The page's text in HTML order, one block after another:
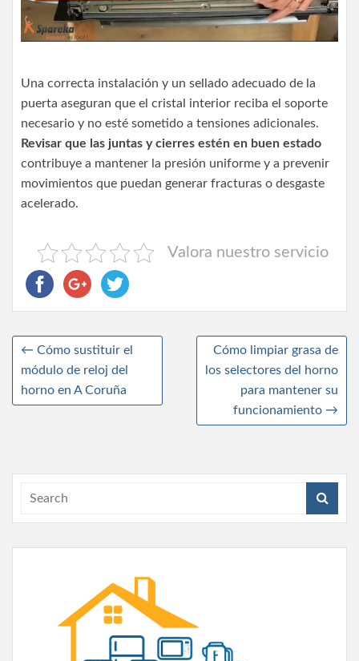
Una correcta instalación y un sellado adecuado de la
puerta aseguran que el cristal interior reciba el soporte
necesario y no esté sometido a tensiones adicionales.
Revisar que las juntas y cierres estén en buen estado
contribuye a mantener la presión uniforme y a prevenir
movimientos que puedan generar fracturas o desgaste
acelerado.
Valora nuestro servicio
← Cómo sustituir el
módulo de reloj del
horno en A Coruña
Cómo limpiar grasa de
los selectores del horno
para mantener su
funcionamiento →